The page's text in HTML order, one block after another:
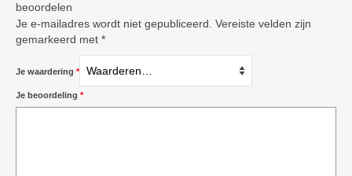
beoordelen
Je e-mailadres wordt niet gepubliceerd. Vereiste velden zijn
gemarkeerd met *
Je waardering *
Je beoordeling *